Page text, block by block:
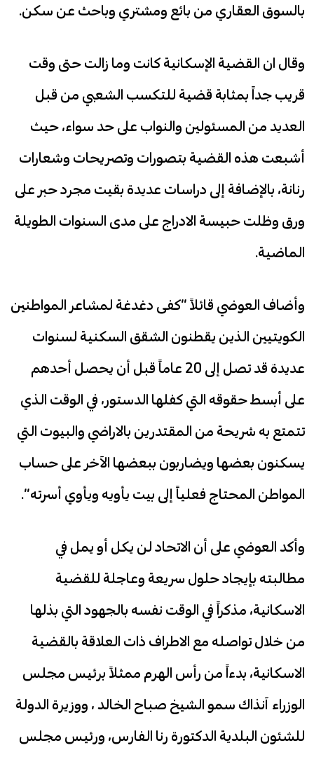
بالسوق العقاري من بائع ومشتري وباحث عن سكن.
وقال ان القضية الإسكانية كانت وما زالت حتى وقت
قريب جداً بمثابة قضية للتكسب الشعبي من قبل
العديد من المسئولين والنواب على حد سواء، حيث
أشبعت هذه القضية بتصورات وتصريحات وشعارات
رنانة، بالإضافة إلى دراسات عديدة بقيت مجرد حبر على
ورق وظلت حبيسة الادراج على مدى السنوات الطويلة
الماضية.
وأضاف العوضي قائلاً “كفى دغدغة لمشاعر المواطنين
الكويتيين الذين يقطنون الشقق السكنية لسنوات
عديدة قد تصل إلى 20 عاماً قبل أن يحصل أحدهم
على أبسط حقوقه التي كفلها الدستور، في الوقت الذي
تتمتع به شريحة من المقتدرين بالاراضي والبيوت التي
يسكنون بعضها ويضاربون ببعضها الآخر على حساب
المواطن المحتاج فعلياً إلى بيت يأويه ويأوي أسرته”.
وأكد العوضي على أن الاتحاد لن يكل أو يمل في
مطالبته بإيجاد حلول سريعة وعاجلة للقضية
الاسكانية، مذكراً في الوقت نفسه بالجهود التي بذلها
من خلال تواصله مع الاطراف ذات العلاقة بالقضية
الاسكانية، بدءاً من رأس الهرم ممثلاً برئيس مجلس
الوزراء آنذاك سمو الشيخ صباح الخالد ، ووزيرة الدولة
للشئون البلدية الدكتورة رنا الفارس، ورئيس مجلس